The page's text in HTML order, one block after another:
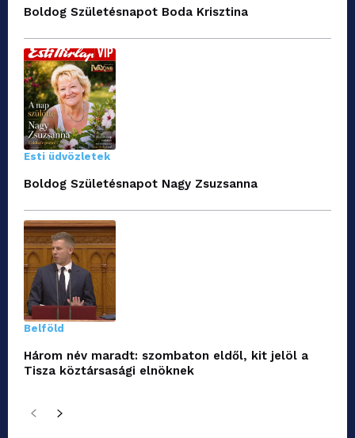
Boldog Születésnapot Boda Krisztina
Esti üdvözletek
Boldog Születésnapot Nagy Zsuzsanna
Belföld
Három név maradt: szombaton eldől, kit jelöl a
Tisza köztársasági elnöknek